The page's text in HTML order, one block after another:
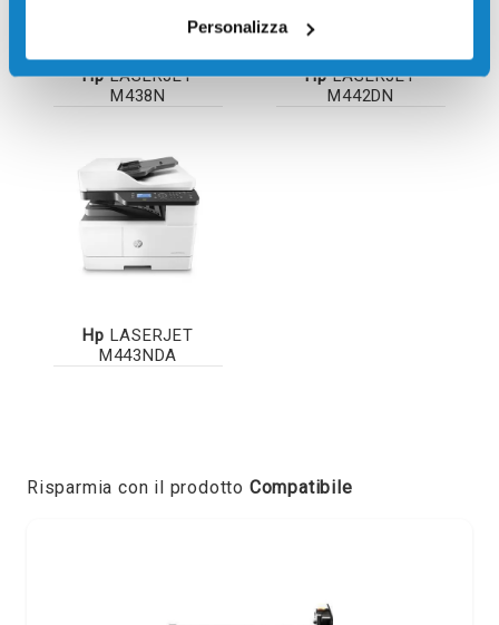
Personalizza
HpLASERJET
M438N
HpLASERJET
M442DN
Hp LASERJET
M443NDA
Risparmia con il prodotto Compatibile